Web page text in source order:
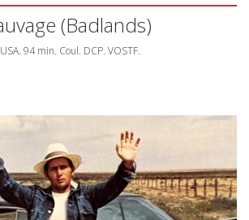
(Badlands)
USA. 94 min. Coul. DCP. VOSTF.